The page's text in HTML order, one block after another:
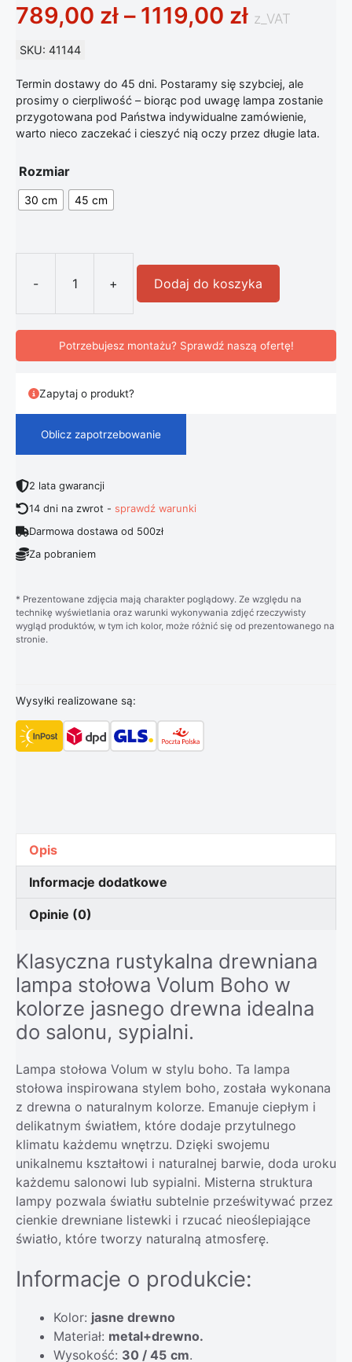
789,00 zł – 1119,00 złZakres
z_VAT
SKU: 41144
Termin dostawy do 45 dni. Postaramy się szybciej, ale
prosimy o cierpliwość – biorąc pod uwagę lampa zostanie
przygotowana pod Państwa indywidualne zamówienie,
warto nieco zaczekać i cieszyć nią oczy przez długie lata.
Rozmiar
30 cm 45 cm
-
ilość Rustykalna Drewniana Lampa
+ Dodaj do koszyka
Potrzebujesz montażu? Sprawdź naszą ofertę!
Zapytaj o produkt?
Oblicz zapotrzebowanie
2 lata gwarancji
14 dni na zwrot -sprawdź warunki
Darmowa dostawa od 500zł
Za pobraniem
* Prezentowane zdjęcia mają charakter poglądowy. Ze względu na
technikę wyświetlania oraz warunki wykonywania zdjęć rzeczywisty
wygląd produktów, w tym ich kolor, może różnić się od prezentowanego na
stronie.
Wysyłki realizowane są:
Opis
Informacje dodatkowe
Opinie (0)
Klasyczna rustykalna drewniana
lampa stołowa Volum Boho w
kolorze jasnego drewna idealna
do salonu, sypialni.
Lampa stołowa Volum w stylu boho. Ta lampa
stołowa inspirowana stylem boho, została wykonana
z drewna o naturalnym kolorze. Emanuje ciepłym i
delikatnym światłem, które dodaje przytulnego
klimatu każdemu wnętrzu. Dzięki swojemu
unikalnemu kształtowi i naturalnej barwie, doda uroku
każdemu salonowi lub sypialni. Misterna struktura
lampy pozwala światłu subtelnie prześwitywać przez
cienkie drewniane listewki i rzucać nieoślepiające
światło, które tworzy naturalną atmosferę.
Informacje o produkcie:
Kolor: jasne drewno
Materiał: metal+drewno.
Wysokość: 30 / 45 cm.